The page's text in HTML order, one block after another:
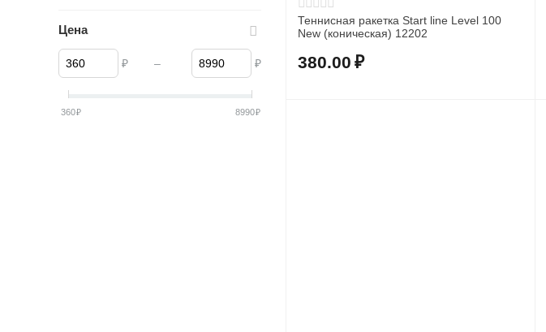
Теннисная ракетка Start line Level 100
New (коническая) 12202
380.00 ₽
Цена
₽ – ₽
360₽ 8990₽